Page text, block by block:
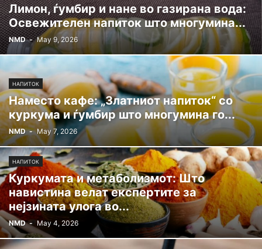
Лимон, ѓумбир и нане во газирана вода:
Освежителен напиток што многумина...
NMD - May 9, 2026
НАПИТОК
Наместо кафе: „Златниот напиток“ со
куркума и ѓумбир што многумина го...
NMD - May 7, 2026
НАПИТОК
Куркумата и метаболизмот: Што
навистина велат експертите за
нејзината улога во...
NMD - May 4, 2026